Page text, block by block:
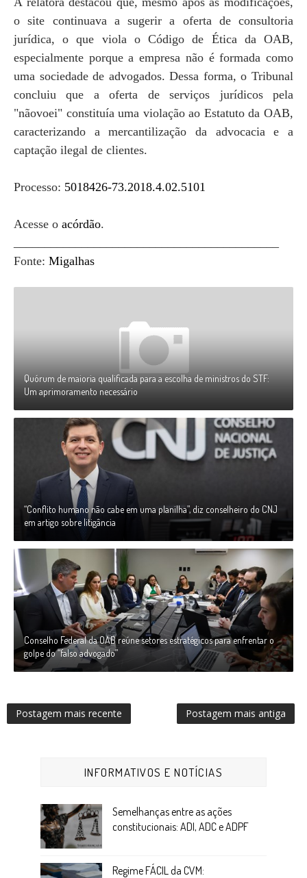
o site continuava a sugerir a oferta de consultoria
jurídica, o que viola o Código de Ética da OAB,
especialmente porque a empresa não é formada como
uma sociedade de advogados. Dessa forma, o Tribunal
concluiu que a oferta de serviços jurídicos pela
"nãovoei" constituía uma violação ao Estatuto da OAB,
caracterizando a mercantilização da advocacia e a
captação ilegal de clientes.
Processo: 5018426-73.2018.4.02.5101
Acesse o acórdão.
Fonte: Migalhas
Quórum de maioria qualificada para a escolha de ministros do STF:
Um aprimoramento necessário
“Conflito humano não cabe em uma planilha”, diz conselheiro do CNJ
em artigo sobre litigância
Conselho Federal da OAB reúne setores estratégicos para enfrentar o
golpe do “falso advogado”
Postagem mais recente Postagem mais antiga
INFORMATIVOS E NOTÍCIAS
Semelhanças entre as ações
constitucionais: ADI, ADC e ADPF
Regime FÁCIL da CVM: